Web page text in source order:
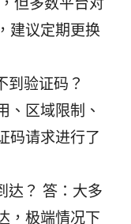
但多数平台对
建议定期更换
到验证码？
、区域限制、
码请求进行了
达？ 答：大多
，极端情况下